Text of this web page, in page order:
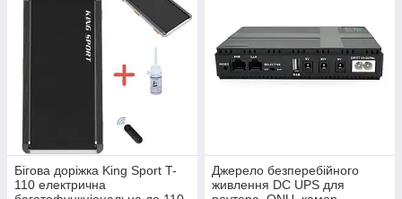
Бігова доріжка King Sport T-
110 електрична
Джерело безперебійного
живлення DC UPS для